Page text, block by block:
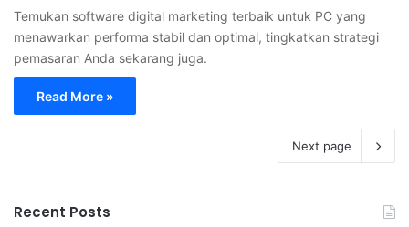
Temukan software digital marketing terbaik untuk PC yang
menawarkan performa stabil dan optimal, tingkatkan strategi
pemasaran Anda sekarang juga.
Read More »
Next page
Recent Posts